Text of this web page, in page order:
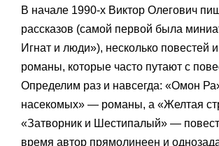
В начале 1990-х Виктор Олегович
рассказов (самой первой была
Игнат и люди»), несколько повестей
романы, которые часто путают с
Определим раз и навсегда: «Омон
насекомых» — романы, а «Желтая
«Затворник и Шестипалый» —
время автор прямолинеен и